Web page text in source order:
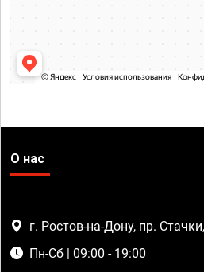
О нас
г. Ростов-на-Дону, пр.
Пн-Сб | 09:00 - 19:00